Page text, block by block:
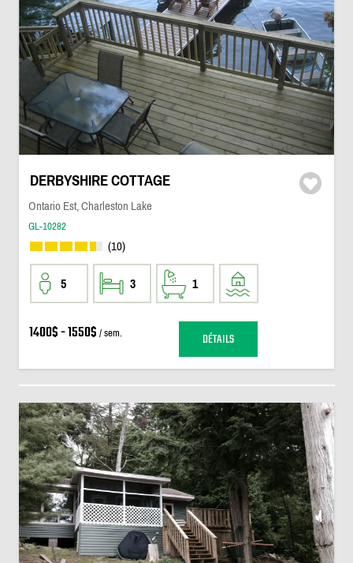
DERBYSHIRE COTTAGE
Ontario Est, Charleston Lake
GL-10282
(10)
5 3 1
1400$ - 1550$ / sem. DÉTAILS